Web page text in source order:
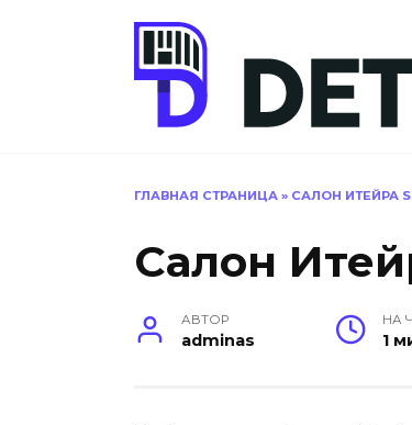
ГЛАВНАЯ СТРАНИЦА » САЛОН ИТЕЙРА
Салон
АВТОР
adminas
НА
1